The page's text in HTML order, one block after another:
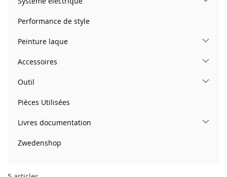
Performance de style
Peinture laque
Accessoires
Outil
Pièces Utilisées
Livres documentation
Zwedenshop